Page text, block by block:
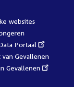
websites
Portaal
van Gevallenen
Gevallenen